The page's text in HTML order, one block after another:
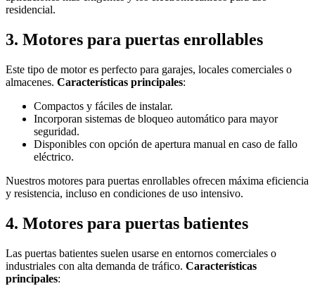
residencial.
3. Motores para puertas enrollables
Este tipo de motor es perfecto para garajes, locales comerciales o
almacenes. Características principales:
Compactos y fáciles de instalar.
Incorporan sistemas de bloqueo automático para mayor
seguridad.
Disponibles con opción de apertura manual en caso de fallo
eléctrico.
Nuestros motores para puertas enrollables ofrecen máxima eficiencia
y resistencia, incluso en condiciones de uso intensivo.
4. Motores para puertas batientes
Las puertas batientes suelen usarse en entornos comerciales o
industriales con alta demanda de tráfico. Características
principales: